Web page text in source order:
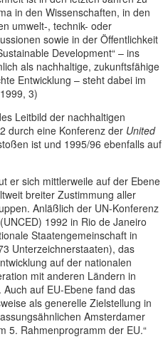
in den Wissenschaften, in den
umwelt-, technik- oder
sowie in der Öffentlichkeit
Development“ – ins
als nachhaltige, zukunftsfähige
Entwicklung – steht dabei im
3)
Leitbild der nachhaltigen
durch eine Konferenz der United
ist und 1995/96 ebenfalls auf
er sich mittlerweile auf der Ebene
breiter Zustimmung aller
Anläßlich der UN-Konferenz
1992 in Rio de Janeiro
Staatengemeinschaft in
Unterzeichnerstaaten), das
auf der nationalen
mit anderen Ländern in
auf EU-Ebene fand das
als generelle Zielstellung in
Amsterdamer
5. Rahmenprogramm der EU.“